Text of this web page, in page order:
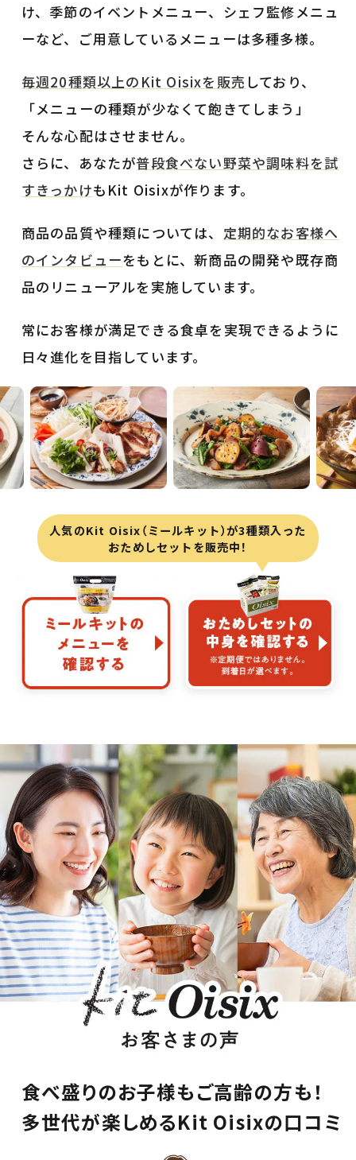
け、季節のイベントメニュー、シェフ監修メニュ
ーなど、ご用意しているメニューは多種多様。
毎週20種類以上のKit Oisixを販売 しており、
「メニューの種類が少なくて飽きてしまう」
そんな心配はさせません。
さらに、あなたが普段食べない野菜や調味料を試
すきっかけもKit Oisixが作ります。
商品の品質や種類については、 定期的なお客様へ
のインタビューをもとに、新商品の開発や既存商
品のリニューアルを実施しています。
常にお客様が満足できる食卓を実現できるように
日々進化を目指しています。
人気のKit Oisix（ミールキット）が3種類入った
おためしセットを販売中！
食べ盛りのお子様もご高齢の方も！
多世代が楽しめるKit Oisixの口コミ